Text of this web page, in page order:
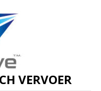
VERVOER